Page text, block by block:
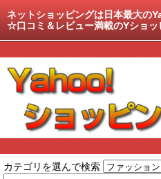
ネットショッピングは日本最大の
☆口コミ＆レビュー満載のYショッ
カテゴリを選んで検索